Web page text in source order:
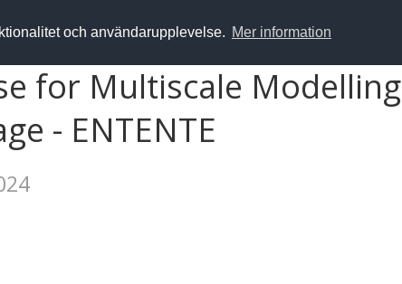
och användarupplevelse. Mer information
for Multiscale Modelling
- ENTENTE